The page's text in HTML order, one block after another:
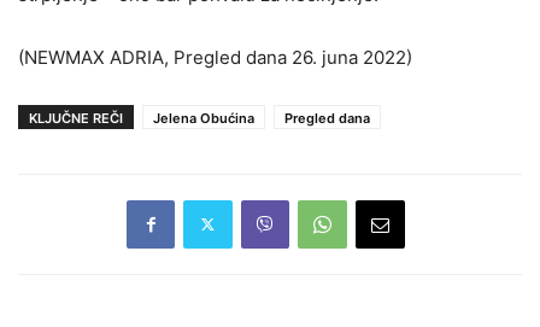
(NEWMAX ADRIA, Pregled dana 26. juna 2022)
KLJUČNE REČI Jelena Obućina Pregled dana